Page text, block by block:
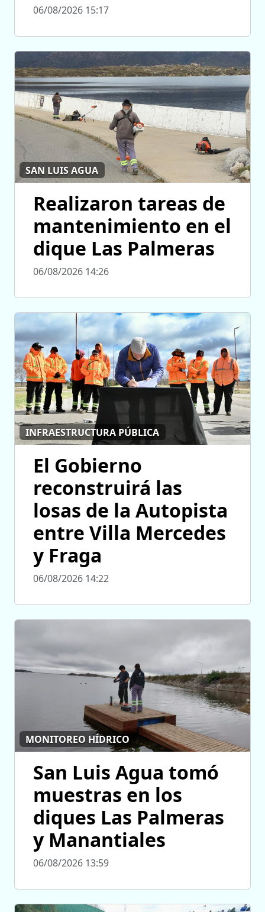
06/08/2026 15:17
SAN LUIS AGUA
Realizaron tareas de
mantenimiento en el
dique Las Palmeras
06/08/2026 14:26
INFRAESTRUCTURA PÚBLICA
El Gobierno
reconstruirá las
losas de la Autopista
entre Villa Mercedes
y Fraga
06/08/2026 14:22
MONITOREO HÍDRICO
San Luis Agua tomó
muestras en los
diques Las Palmeras
y Manantiales
06/08/2026 13:59